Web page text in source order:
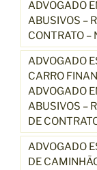
ADVOGADO
ABUSIVOS –
CONTRATO –
ADVOGADO
CARRO
ADVOGADO
ABUSIVOS –
DE
ADVOGADO
DE